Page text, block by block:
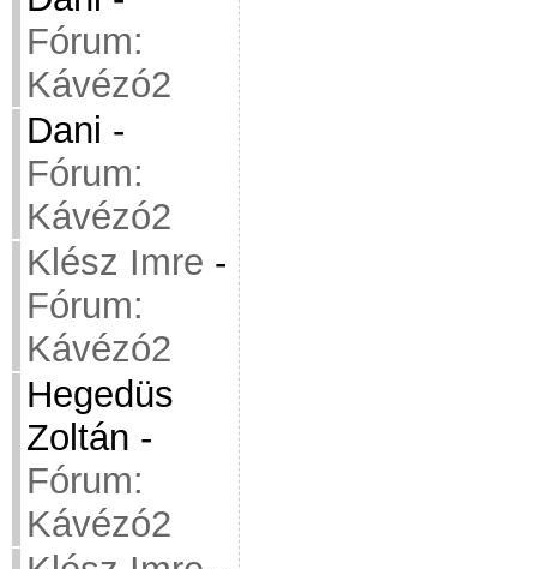
Fórum:
Kávézó2
Dani -
Fórum:
Kávézó2
Klész Imre -
Fórum:
Kávézó2
Hegedüs
Zoltán -
Fórum:
Kávézó2